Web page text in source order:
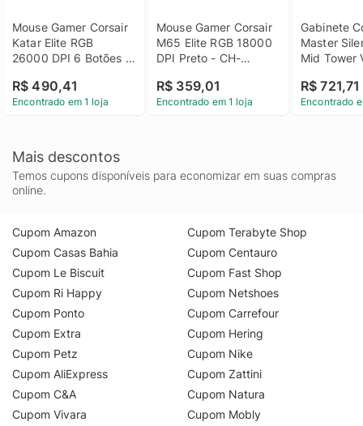
Mouse Gamer Corsair
Katar Elite RGB
26000 DPI 6 Botões
931C111-NA
R$ 490,41
Encontrado em 1 loja
Mouse Gamer Corsair
M65 Elite RGB 18000
DPI Preto - CH-
R$ 359,01
Encontrado em 1 loja
Gabinete
Master
Mid Tower
R$ 721,71
Encontrado
Mais descontos
Temos cupons disponíveis para economizar em suas compras
online.
Cupom Amazon
Cupom Casas Bahia
Cupom Le Biscuit
Cupom Ri Happy
Cupom Ponto
Cupom Extra
Cupom Petz
Cupom AliExpress
Cupom C&A
Cupom Vivara
Cupom Terabyte Shop
Cupom Centauro
Cupom Fast Shop
Cupom Netshoes
Cupom Carrefour
Cupom Hering
Cupom Nike
Cupom Zattini
Cupom Natura
Cupom Mobly